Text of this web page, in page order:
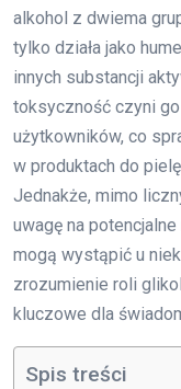
alkohol z dwiema
tylko działa jako
innych substancji
toksyczność czyni
użytkowników, co
w produktach do
Jednakże, mimo
uwagę na
mogą wystąpić u
zrozumienie roli
kluczowe dla
Spis treści